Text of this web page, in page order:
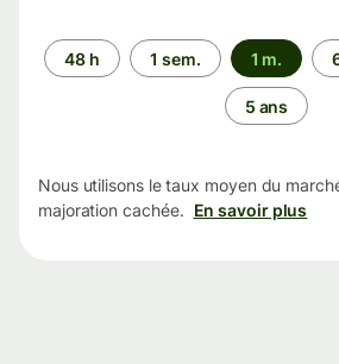
Période
48 h 1 sem. 1 m.
5 ans
Nous utilisons le taux moyen du
majoration cachée. En savoir plus